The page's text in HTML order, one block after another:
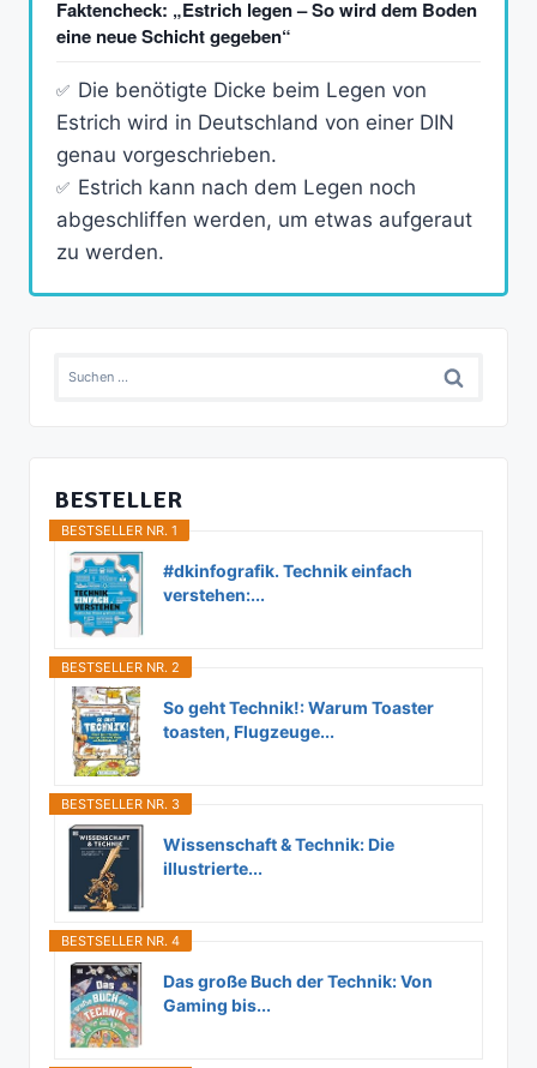
Faktencheck: „Estrich legen – So wird dem Boden
eine neue Schicht gegeben“
Die benötigte Dicke beim Legen von
Estrich wird in Deutschland von einer DIN
genau vorgeschrieben.
Estrich kann nach dem Legen noch
abgeschliffen werden, um etwas aufgeraut
zu werden.
Suchen
BESTELLER
BESTSELLER NR. 1
#dkinfografik. Technik einfach
verstehen:...
BESTSELLER NR. 2
So geht Technik!: Warum Toaster
toasten, Flugzeuge...
BESTSELLER NR. 3
Wissenschaft & Technik: Die
illustrierte...
BESTSELLER NR. 4
Das große Buch der Technik: Von
Gaming bis...